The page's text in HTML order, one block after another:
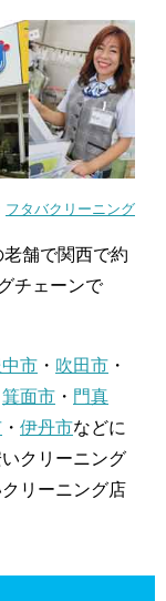
フタバクリーニング
舗で関西で約
チェーンで
市 ・ 吹田市 ・
箕面市 ・ 門真
・ 伊丹市などに
クリーニング
リーニング店